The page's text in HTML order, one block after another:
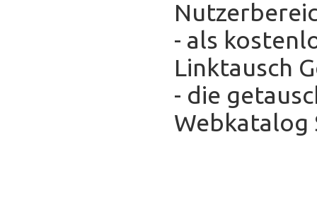
- als
Linktausch
- die
Webkatalog